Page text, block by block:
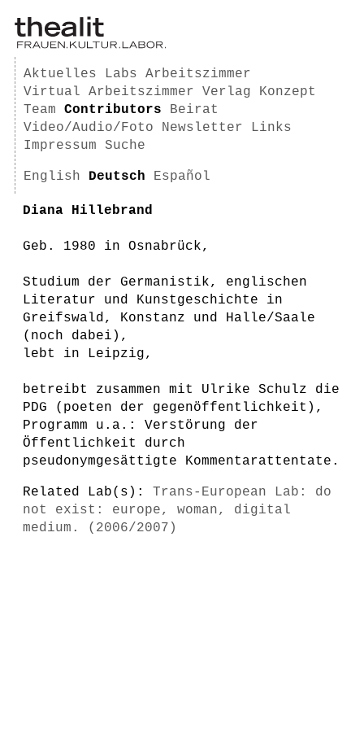
Aktuelles Labs
Arbeitszimmer
Virtual Arbeitszimmer
Verlag
Konzept
Team
Contributors
Beirat
Video/Audio/Foto
Newsletter
Links
Impressum
Suche
English Deutsch Español
Diana Hillebrand
Geb. 1980 in Osnabrück,
Studium der Germanistik, englischen
Literatur und Kunstgeschichte in
Greifswald, Konstanz und Halle/Saale
(noch dabei),
lebt in Leipzig,
betreibt zusammen mit Ulrike Schulz die
PDG (poeten der gegenöffentlichkeit),
Programm u.a.: Verstörung der
Öffentlichkeit durch
pseudonymgesättigte Kommentarattentate.
Related Lab(s): Trans-European Lab: do
not exist: europe, woman, digital
medium. (2006/2007)